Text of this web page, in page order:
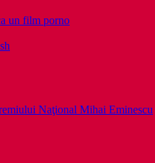
un film porno
Naţional Mihai Eminescu